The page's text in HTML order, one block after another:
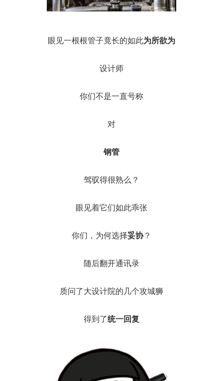
眼见一根根管子竟长的如此为所欲为
设计师
你们不是一直号称
对
钢管
驾驭得很熟么？
眼见着它们如此乖张
你们，为何选择妥协？
随后翻开通讯录
质问了大设计院的几个攻城狮
得到了统一回复